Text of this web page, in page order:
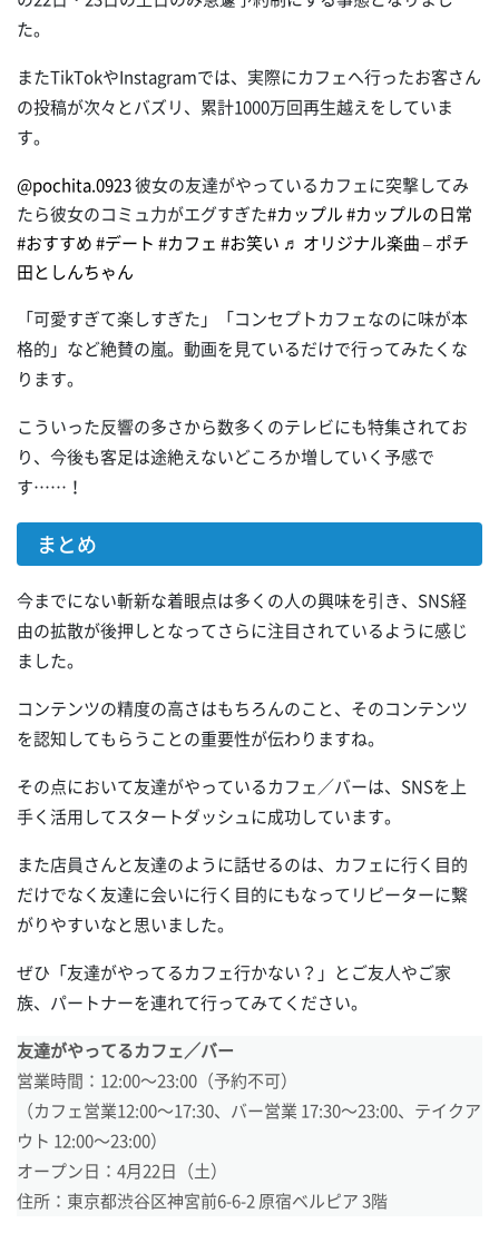
た。
またTikTokやInstagramでは、実際にカフェへ行ったお客さん
の投稿が次々とバズリ、累計1000万回再生越えをしていま
す。
@pochita.0923彼女の友達がやっているカフェに突撃してみ
たら彼女のコミュ力がエグすぎた#カップル#カップルの日常
#おすすめ#デート #カフェ #お笑い ♬ オリジナル楽曲 – ポチ
田としんちゃん
「可愛すぎて楽しすぎた」「コンセプトカフェなのに味が本
格的」など絶賛の嵐。動画を見ているだけで行ってみたくな
ります。
こういった反響の多さから数多くのテレビにも特集されてお
り、今後も客足は途絶えないどころか増していく予感で
す……！
まとめ
今までにない斬新な着眼点は多くの人の興味を引き、SNS経
由の拡散が後押しとなってさらに注目されているように感じ
ました。
コンテンツの精度の高さはもちろんのこと、そのコンテンツ
を認知してもらうことの重要性が伝わりますね。
その点において友達がやっているカフェ／バーは、SNSを上
手く活用してスタートダッシュに成功しています。
また店員さんと友達のように話せるのは、カフェに行く目的
だけでなく友達に会いに行く目的にもなってリピーターに繋
がりやすいなと思いました。
ぜひ「友達がやってるカフェ行かない？」とご友人やご家
族、パートナーを連れて行ってみてください。
友達がやってるカフェ／バー
営業時間：12:00～23:00（予約不可）
（カフェ営業12:00～17:30、バー営業 17:30～23:00、テイクア
ウト 12:00～23:00）
オープン日：4月22日（土）
住所：東京都渋谷区神宮前6-6-2 原宿ベルピア 3階